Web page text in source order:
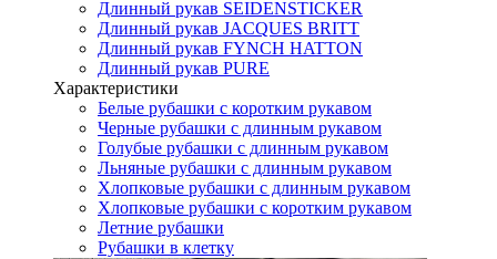
Длинный рукав SEIDENSTICKER
Длинный рукав JAСQUES BRITT
Длинный рукав FYNCH HATTON
Длинный рукав PURE
Характеристики
Белые рубашки с коротким рукавом
Черные рубашки с длинным рукавом
Голубые рубашки с длинным рукавом
Льняные рубашки с длинным рукавом
Хлопковые рубашки с длинным рукавом
Хлопковые рубашки с коротким рукавом
Летние рубашки
Рубашки в клетку